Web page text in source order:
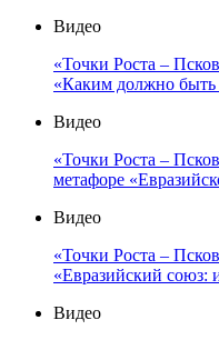
Видео
«Точки Роста –
«Каким должно быть
Видео
«Точки Роста –
метафоре
Видео
«Точки Роста –
«Евразийский союз:
Видео